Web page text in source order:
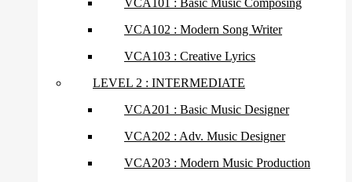
VCA101 : Basic Music Composing
VCA102 : Modern Song Writer
VCA103 : Creative Lyrics
LEVEL 2 : INTERMEDIATE
VCA201 : Basic Music Designer
VCA202 : Adv. Music Designer
VCA203 : Modern Music Production